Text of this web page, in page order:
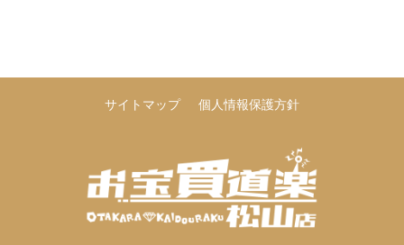
サイトマップ 個人情報保護方針